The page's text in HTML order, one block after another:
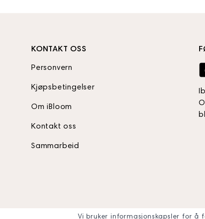
Vi bruker informasjonskapsler for å
KONTAKT OSS
Personvern
Kjøpsbetingelser
Om iBloom
Kontakt oss
Sammarbeid